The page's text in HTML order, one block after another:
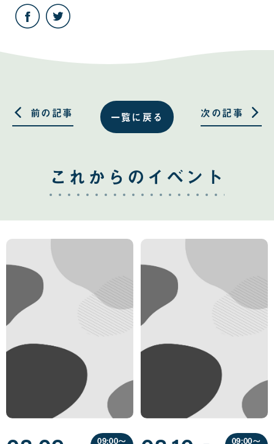
こ
の
記
Facebook
る
Twitter
る 一覧に戻る
前の記事 次の記事
これからのイベント
09:00〜 09:00〜